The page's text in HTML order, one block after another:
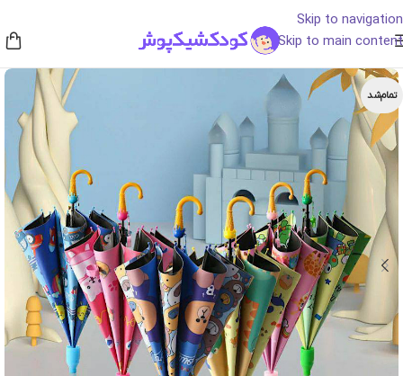
Skip to navigation
Skip to main content
تمام‌شد